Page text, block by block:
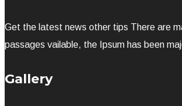
Get the latest news other tips There are
passages vailable, the Ipsum has been
Gallery